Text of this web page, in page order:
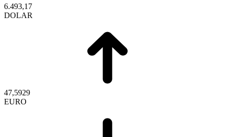
6.493,17
DOLAR
47,5929
EURO